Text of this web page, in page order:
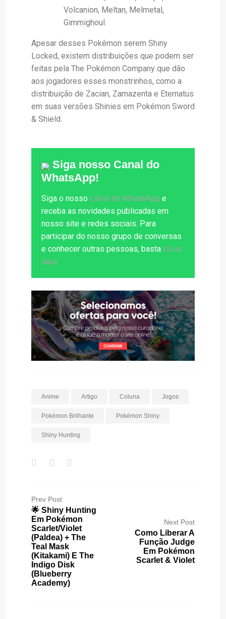
Volcanion, Meltan, Melmetal,
Gimmighoul.
Apesar desses Pokémon serem Shiny
Locked, existem distribuições que podem ser
feitas pela The Pokémon Company que dão
aos jogadores esses monstrinhos, como a
distribuição de Zacian, Zamazenta e Eternatus
em suas versões Shinies em Pokémon Sword
& Shield.
Siga nosso Canal do
WhatsApp!
Siga o nosso canal do WhatsApp e
receba as novidades publicadas em
nosso site e redes sociais. Para
participar do nosso grupo de conversas
e conhecer outras pessoas, basta clicar
aqui.
Anime Artigo Coluna Jogos
Pokémon Brilhante Pokémon Shiny
Shiny Hunting
Prev Post
🌟 Shiny Hunting
Em Pokémon
Scarlet/Violet
(Paldea) + The
Teal Mask
(Kitakami) E The
Indigo Disk
(Blueberry
Academy)
Next Post
Como Liberar A
Função Judge
Em Pokémon
Scarlet & Violet